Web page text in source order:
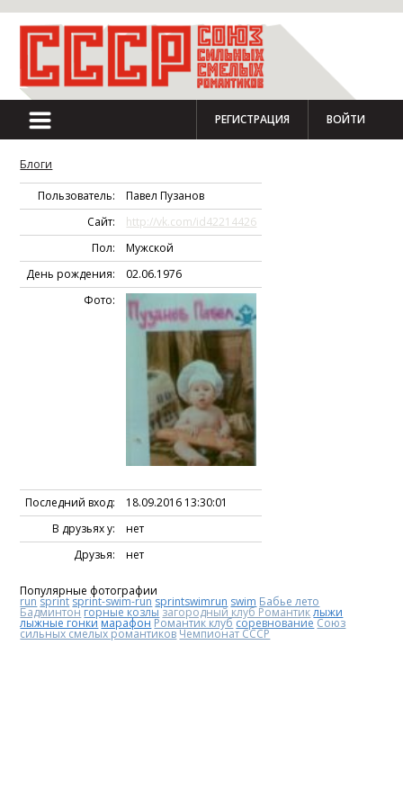
РЕГИСТРАЦИЯ ВОЙТИ
Блоги
Пользователь:
Павел Пузанов
Сайт:
http://vk.com/id42214426
Пол:
Мужской
День рождения:
02.06.1976
Фото:
Последний вход:
18.09.2016 13:30:01
В друзьях у:
нет
Друзья:
нет
Популярные фотографии
run sprint sprint-swim-run sprintswimrun swim Бабье лето
Бадминтонгорные козлы загородный клуб Романтиклыжи
лыжные гонки марафонРомантик клубсоревнованиеСоюз
сильных смелых романтиковЧемпионат СССР